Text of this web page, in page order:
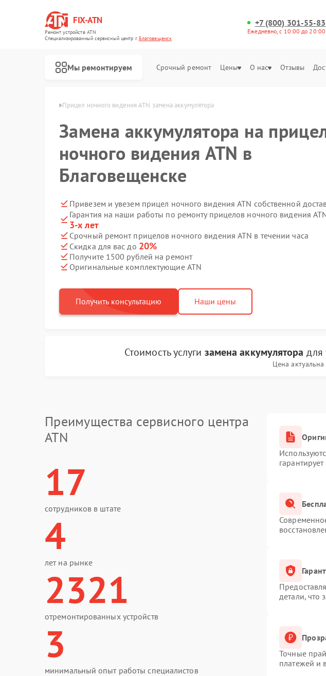
FIX-ATN
Ремонт устройств ATN
Специализированный cервисный центр г.Благовещенск
+7 (800) 301-55-83
Ежедневно, с 10:00 до 20:00
Мы ремонтируем Срочный ремонт Цены О нас Отзывы
Прицел ночного видения ATN замена аккумулятора
Замена аккумулятора на
ночного видения ATN в
Благовещенске
Привезем и увезем прицел ночного видения ATN собственной
Гарантия на наши работы по ремонту прицелов ночного видения
3-х лет
Срочный ремонт прицелов ночного видения ATN в течении часа
Скидка для вас до 20%
Получите 1500 рублей на ремонт
Оригинальные комплектующие ATN
Получить консультацию Наши цены
Стоимость услуги замена аккумулятора для
Цена
Преимущества сервисного центра
ATN
17
сотрудников в штате
4
лет на рынке
2321
отремонтированных устройств
3
минимальный опыт работы специалистов
детали, что
Точные
платежей и